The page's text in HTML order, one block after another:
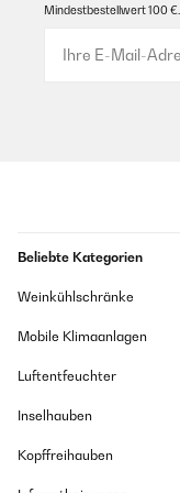
Mindestbestellwert 100 €.
Beliebte Kategorien
Weinkühlschränke
Mobile Klimaanlagen
Luftentfeuchter
Inselhauben
Kopffreihauben